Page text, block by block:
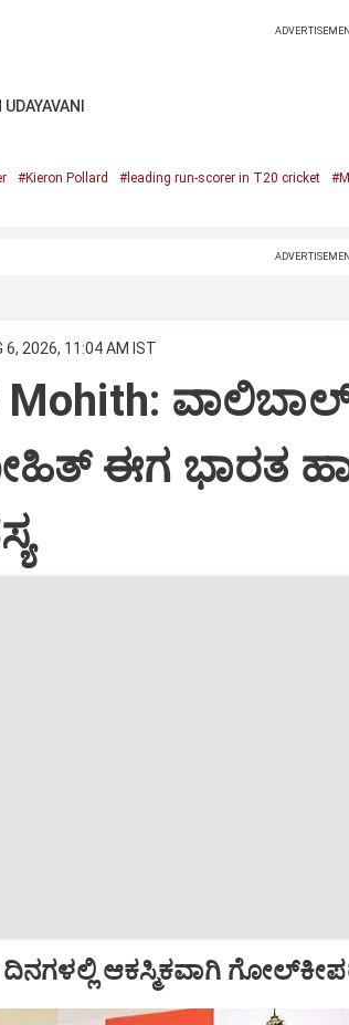
#Kieron Pollard #leading run-scorer in T20 cricket
6, 2026, 11:04 AM IST
Mohith: ವಾಲಿಬಾಲ್‌
ಈಗ ಭಾರತ
ದಿನಗಳಲ್ಲಿ ಆಕಸ್ಮಿಕವಾಗಿ